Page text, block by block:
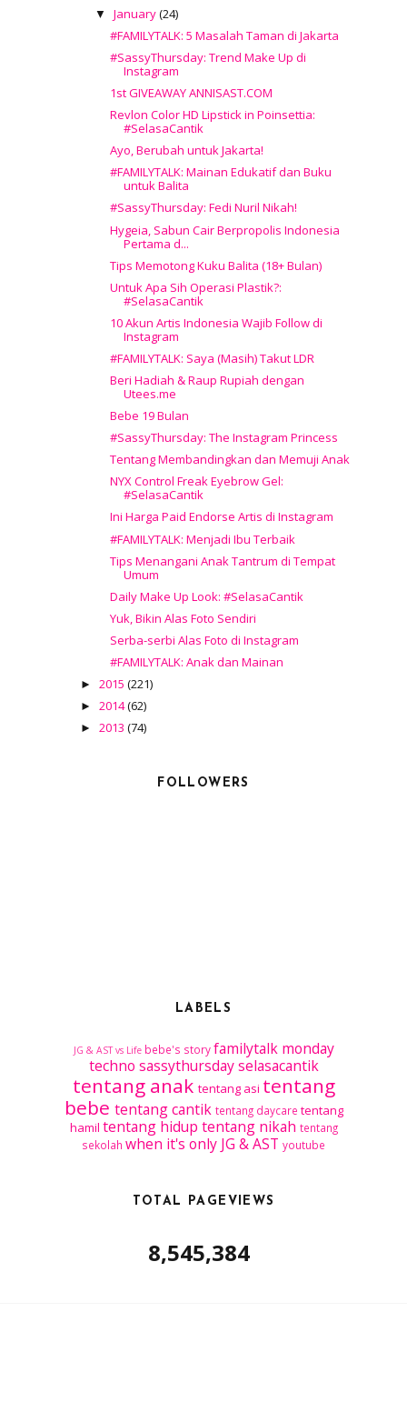
▼ January(24)
#FAMILYTALK: 5 Masalah Taman di Jakarta
#SassyThursday: Trend Make Up di
Instagram
1st GIVEAWAY ANNISAST.COM
Revlon Color HD Lipstick in Poinsettia:
#SelasaCantik
Ayo, Berubah untuk Jakarta!
#FAMILYTALK: Mainan Edukatif dan Buku
untuk Balita
#SassyThursday: Fedi Nuril Nikah!
Hygeia, Sabun Cair Berpropolis Indonesia
Pertama d...
Tips Memotong Kuku Balita (18+ Bulan)
Untuk Apa Sih Operasi Plastik?:
#SelasaCantik
10 Akun Artis Indonesia Wajib Follow di
Instagram
#FAMILYTALK: Saya (Masih) Takut LDR
Beri Hadiah & Raup Rupiah dengan
Utees.me
Bebe 19 Bulan
#SassyThursday: The Instagram Princess
Tentang Membandingkan dan Memuji Anak
NYX Control Freak Eyebrow Gel:
#SelasaCantik
Ini Harga Paid Endorse Artis di Instagram
#FAMILYTALK: Menjadi Ibu Terbaik
Tips Menangani Anak Tantrum di Tempat
Umum
Daily Make Up Look: #SelasaCantik
Yuk, Bikin Alas Foto Sendiri
Serba-serbi Alas Foto di Instagram
#FAMILYTALK: Anak dan Mainan
►2015(221)
►2014(62)
►2013(74)
FOLLOWERS
LABELS
JG & AST vs Life bebe's story familytalk monday
techno sassythursday selasacantik
tentang anak tentang asi tentang
bebe tentang cantik tentang daycare tentang
hamil tentang hidup tentang nikah tentang
sekolah when it's only JG & AST youtube
TOTAL PAGEVIEWS
8,545,384